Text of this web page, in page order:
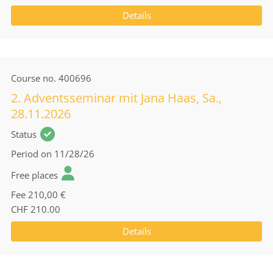
Details
Course no. 400696
2. Adventsseminar mit Jana Haas, Sa.,
28.11.2026
Status
Period on 11/28/26
Free places
Fee 210,00 €
CHF 210.00
Details